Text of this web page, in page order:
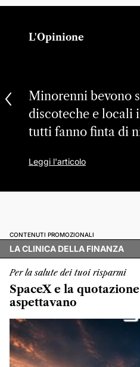
L'Opinione
Minorenni bevono
discoteche e locali
tutti fanno finta di
Leggi l'articolo
CONTENUTI PROMOZIONALI
LA CLINICA DELLA FINANZA
Per la salute dei tuoi risparmi
SpaceX e la
aspettavano